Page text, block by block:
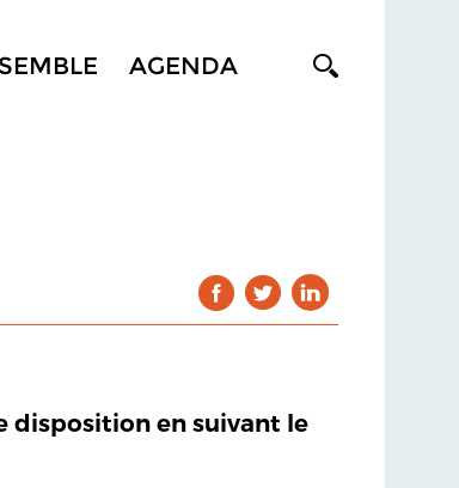
AGENDA
disposition en suivant le